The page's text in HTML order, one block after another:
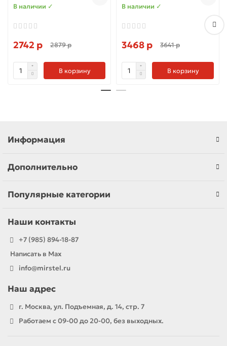
В наличии ✓
2742 р 2879 р
В корзину
В наличии ✓
3468 р 3641 р
В корзину
Информация
Дополнительно
Популярные категории
Наши контакты
+7 (985) 894-18-87
Написать в Max
info@mirstel.ru
Наш адрес
г. Москва, ул. Подъемная, д. 14, стр. 7
Работаем с 09-00 до 20-00, без выходных.